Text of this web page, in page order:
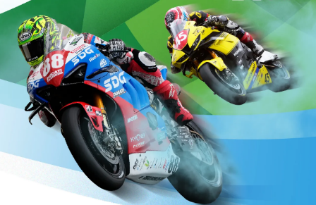
アトラクション
待ち時間案内
イベント
営業時間 料金・チケット
場内マップ アクセス
サービスガイド アンケート